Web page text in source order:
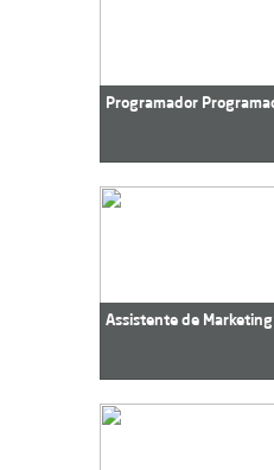
Programador
Assistente de